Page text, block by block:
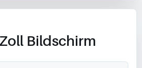
Bildschirm